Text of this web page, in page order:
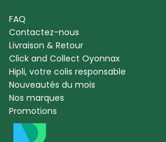
FAQ
Contactez-nous
Livraison & Retour
Click and Collect Oyonnax
Hipli, votre colis responsable
Nouveautés du mois
Nos marques
Promotions